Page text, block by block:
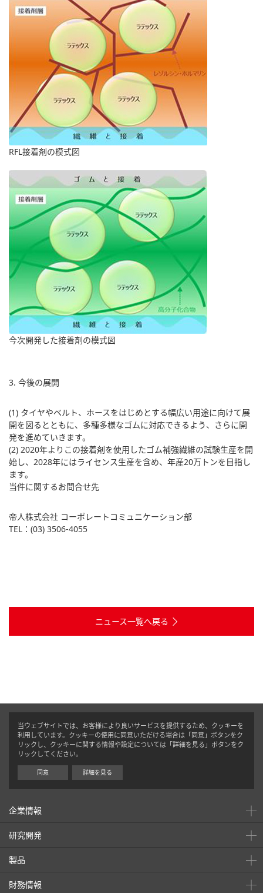
RFL接着剤の模式図
今次開発した接着剤の模式図
3. 今後の展開
(1) タイヤやベルト、ホースをはじめとする幅広い用途に向けて展
開を図るとともに、多種多様なゴムに対応できるよう、さらに開
発を進めていきます。
(2) 2020年よりこの接着剤を使用したゴム補強繊維の試験生産を開
始し、2028年にはライセンス生産を含め、年産20万トンを目指し
ます。
当件に関するお問合せ先
帝人株式会社 コーポレートコミュニケーション部
TEL：(03) 3506-4055
ニュース一覧へ戻る
当ウェブサイトでは、お客様により良いサービスを提供するため、クッキーを
利用しています。クッキーの使用に同意いただける場合は「同意」ボタンをク
リックし、クッキーに関する情報や設定については「詳細を見る」ボタンをク
リックしてください。
同意 詳細を見る
企業情報
研究開発
製品
財務情報